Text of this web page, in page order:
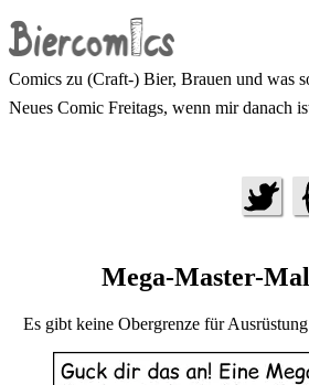
Comics zu (Craft-) Bier, Brauen und was
Neues Comic Freitags, wenn mir danach
Mega-Master-
Es gibt keine Obergrenze für